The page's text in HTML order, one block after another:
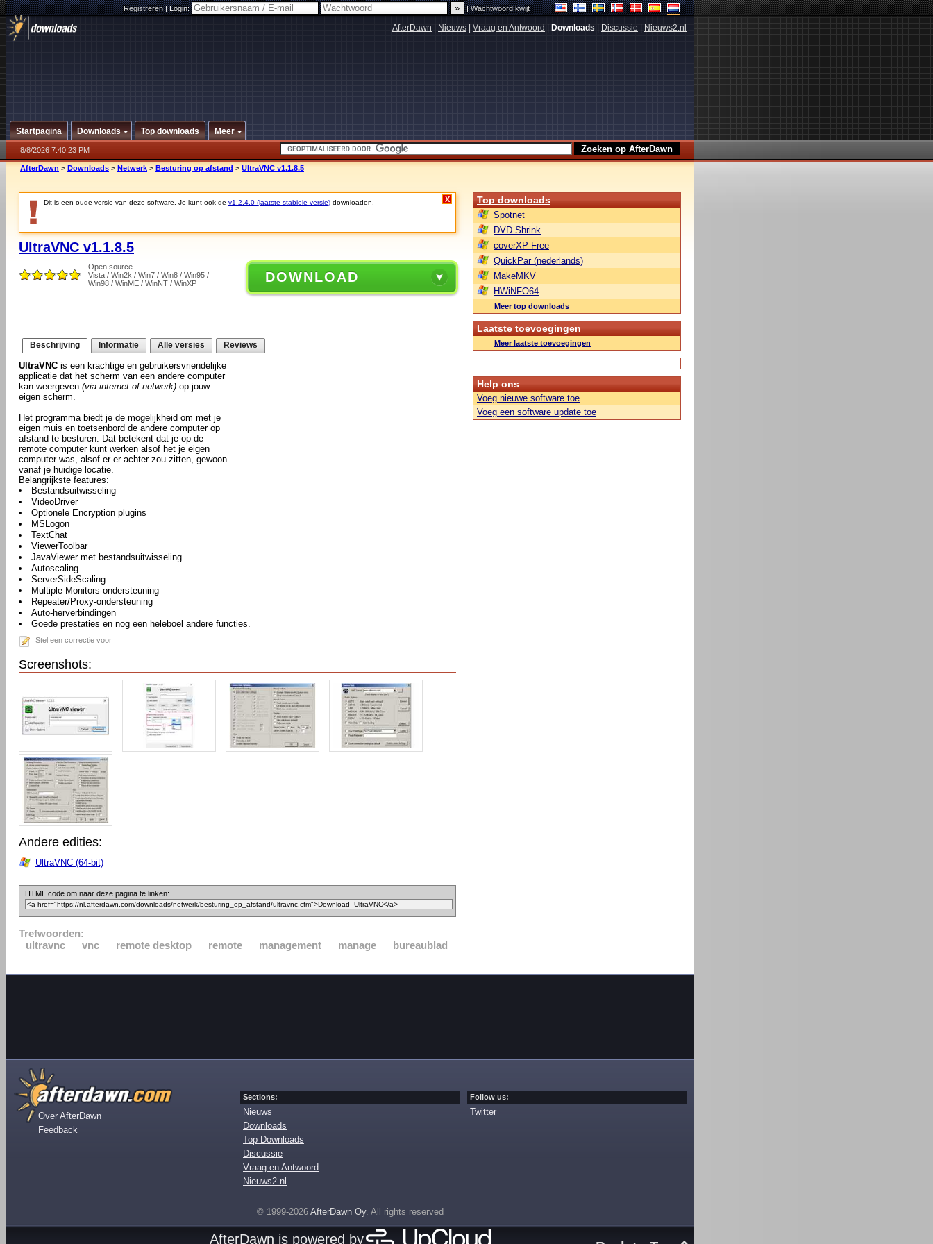
Registreren|Login: |Wachtwoord kwijt
AfterDawn Nieuws Vraag en Antwoord Downloads Discussie Nieuws2.nl
Startpagina Downloads Top downloads Meer
8/8/2026 7:40:23 PM
AfterDawn > Downloads > Netwerk > Besturing op afstand > UltraVNC v1.1.8.5
Dit is een oude versie van deze software. Je kunt ook de v1.2.4.0 (laatste stabiele versie) downloaden. X
UltraVNC v1.1.8.5
Open source
Vista / Win2k / Win7 / Win8 / Win95 /
Win98 / WinME / WinNT / WinXP
DOWNLOAD
Beschrijving Informatie Alle versies Reviews
UltraVNC is een krachtige en gebruikersvriendelijke
applicatie dat het scherm van een andere computer
kan weergeven (via internet of netwerk) op jouw
eigen scherm.
Het programma biedt je de mogelijkheid om met je
eigen muis en toetsenbord de andere computer op
afstand te besturen. Dat betekent dat je op de
remote computer kunt werken alsof het je eigen
computer was, alsof er er achter zou zitten, gewoon
vanaf je huidige locatie.
Belangrijkste features:
Bestandsuitwisseling
VideoDriver
Optionele Encryption plugins
MSLogon
TextChat
ViewerToolbar
JavaViewer met bestandsuitwisseling
Autoscaling
ServerSideScaling
Multiple-Monitors-ondersteuning
Repeater/Proxy-ondersteuning
Auto-herverbindingen
Goede prestaties en nog een heleboel andere functies.
Stel een correctie voor
Screenshots:
Andere edities:
UltraVNC (64-bit)
HTML code om naar deze pagina te linken:
Trefwoorden:
ultravnc
vnc remote desktop remote management manage bureaublad
Top downloads
Spotnet
DVD Shrink
coverXP Free
QuickPar (nederlands)
MakeMKV
HWiNFO64
Meer top downloads
Laatste toevoegingen
Meer laatste toevoegingen
Help ons
Voeg nieuwe software toe
Voeg een software update toe
Over AfterDawn
Feedback
Sections:
Nieuws
Downloads
Top Downloads
Discussie
Vraag en Antwoord
Nieuws2.nl
Follow us:
Twitter
© 1999-2026 AfterDawn Oy. All rights reserved
AfterDawn is powered by